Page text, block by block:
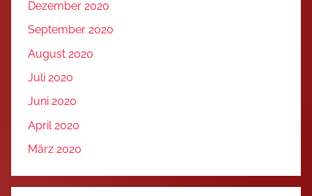
Dezember 2020
September 2020
August 2020
Juli 2020
Juni 2020
April 2020
März 2020